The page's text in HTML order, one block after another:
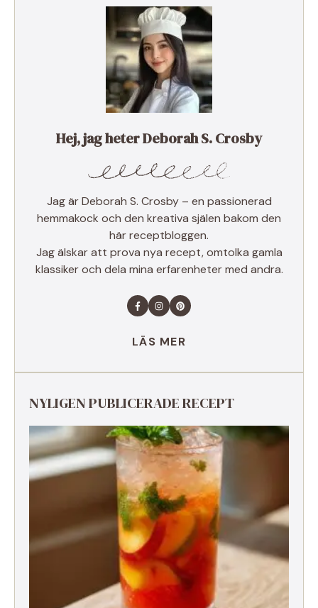
Hej, jag heter Deborah S. Crosby
Jag är Deborah S. Crosby – en passionerad
hemmakock och den kreativa själen bakom den
här receptbloggen.
Jag älskar att prova nya recept, omtolka gamla
klassiker och dela mina erfarenheter med andra.
LÄS MER
NYLIGEN PUBLICERADE RECEPT